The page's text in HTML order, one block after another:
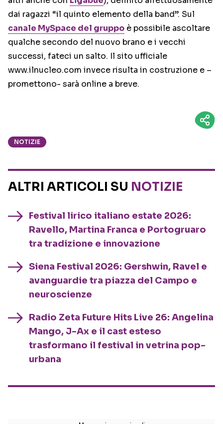
dai ragazzi “il quinto elemento della band”. Sul
canale MySpace del gruppo è possibile ascoltare
qualche secondo del nuovo brano e i vecchi
successi, fateci un salto. Il sito ufficiale
www.ilnucleo.com invece risulta in costruzione e –
promettono- sarà online a breve.
NOTIZIE
ALTRI ARTICOLI SU NOTIZIE
Festival lirico italiano estate 2026:
Ravello, Martina Franca e Portogruaro
tra tradizione e innovazione
Siena Festival 2026: Gershwin, Ravel e
avanguardie tra piazza del Campo e
neuroscienze
Radio Zeta Future Hits Live 26: Angelina
Mango, J-Ax e il cast esteso
trasformano il festival in vetrina pop-
urbana